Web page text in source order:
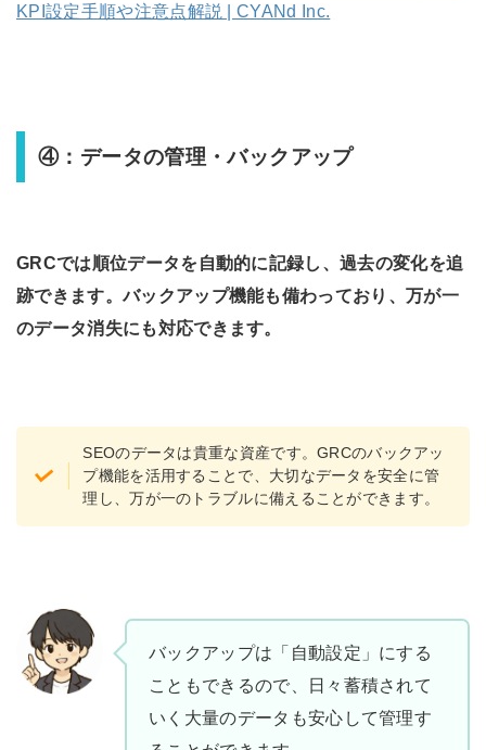
KPI設定手順や注意点解説 | CYANd Inc.
④：データの管理・バックアップ
GRCでは順位データを自動的に記録し、過去の変化を追
跡できます。バックアップ機能も備わっており、万が一
のデータ消失にも対応できます。
SEOのデータは貴重な資産です。GRCのバックアッ
プ機能を活用することで、大切なデータを安全に管
理し、万が一のトラブルに備えることができます。
バックアップは「自動設定」にする
こともできるので、日々蓄積されて
いく大量のデータも安心して管理す